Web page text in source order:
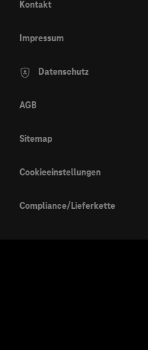
Kontakt
Impressum
Datenschutz
AGB
Sitemap
Cookieeinstellungen
Compliance/Lieferkette